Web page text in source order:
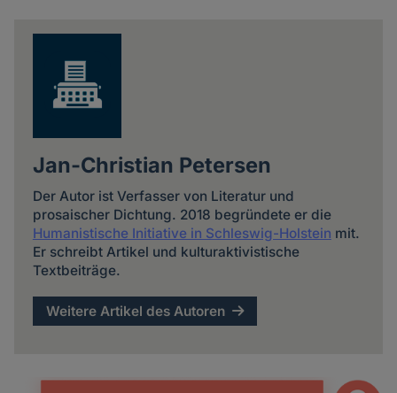
Jan-Christian Petersen
Der Autor ist Verfasser von Literatur und
prosaischer Dichtung. 2018 begründete er die
Humanistische Initiative in Schleswig-Holstein mit.
Er schreibt Artikel und kulturaktivistische
Textbeiträge.
Weitere Artikel des Autoren